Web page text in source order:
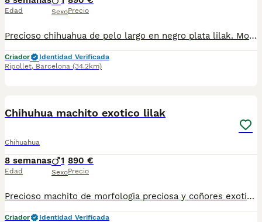
Edad SexoPrecio
Precioso chihuahua de pelo largo en negro plata lilak. Morfologia preciosa. Se entrega con toda su documentación al dia. Telef 630714585 . Es el de la foto
Criador
Identidad Verificada
Ripollet, Barcelona (34.2km)
Chihuhua machito exotico lilak
Chihuahua
8 semanas
Edad
1
Sexo
890 €
Precio
Precioso machito de morfologia preciosa y coñores exoticos. Se entrega con toda su documentación al dia. Es el de la Foto. 630714585
Criador
Identidad Verificada